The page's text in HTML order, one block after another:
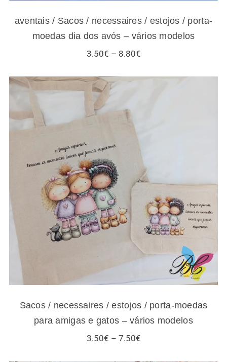
aventais / Sacos / necessaires / estojos / porta-
moedas dia dos avós – vários modelos
3.50€ – 8.80€Price
Sacos / necessaires / estojos / porta-
moedas para amigas e gatos – vários
modelos
Sacos / necessaires / estojos / porta-moedas
para amigas e gatos – vários modelos
3.50€ – 7.50€Price